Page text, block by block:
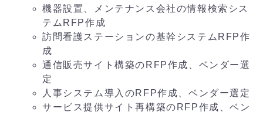
機器設置、メンテナンス会社の情報検索シス
テムRFP作成
訪問看護ステーションの基幹システムRFP作
成
通信販売サイト構築のRFP作成、ベンダー選
定
人事システム導入のRFP作成、ベンダー選定
サービス提供サイト再構築のRFP作成、ベン